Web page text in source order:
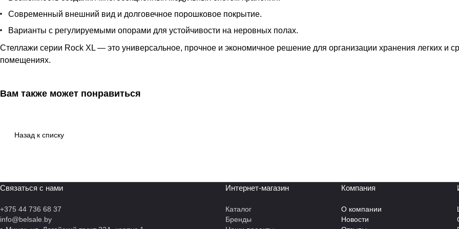
Современный внешний вид и долговечное порошковое покрытие.
Варианты с регулируемыми опорами для устойчивости на неровных полах.
Стеллажи серии Rock XL — это универсальное, прочное и экономичное решение для организации хранения легких и
помещениях.
Вам также может понравиться
Назад к списку
Связаться с нами
+375 44 736 68 37
info@belsale.by
Интернет-магазин
Каталог
Бренды
Компания
О компании
Новости